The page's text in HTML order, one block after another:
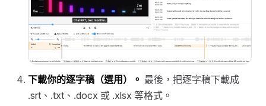
下載你的逐字稿（選用）。 最後，把逐字稿下載成
.srt、.txt、.docx 或 .xlsx 等格式。